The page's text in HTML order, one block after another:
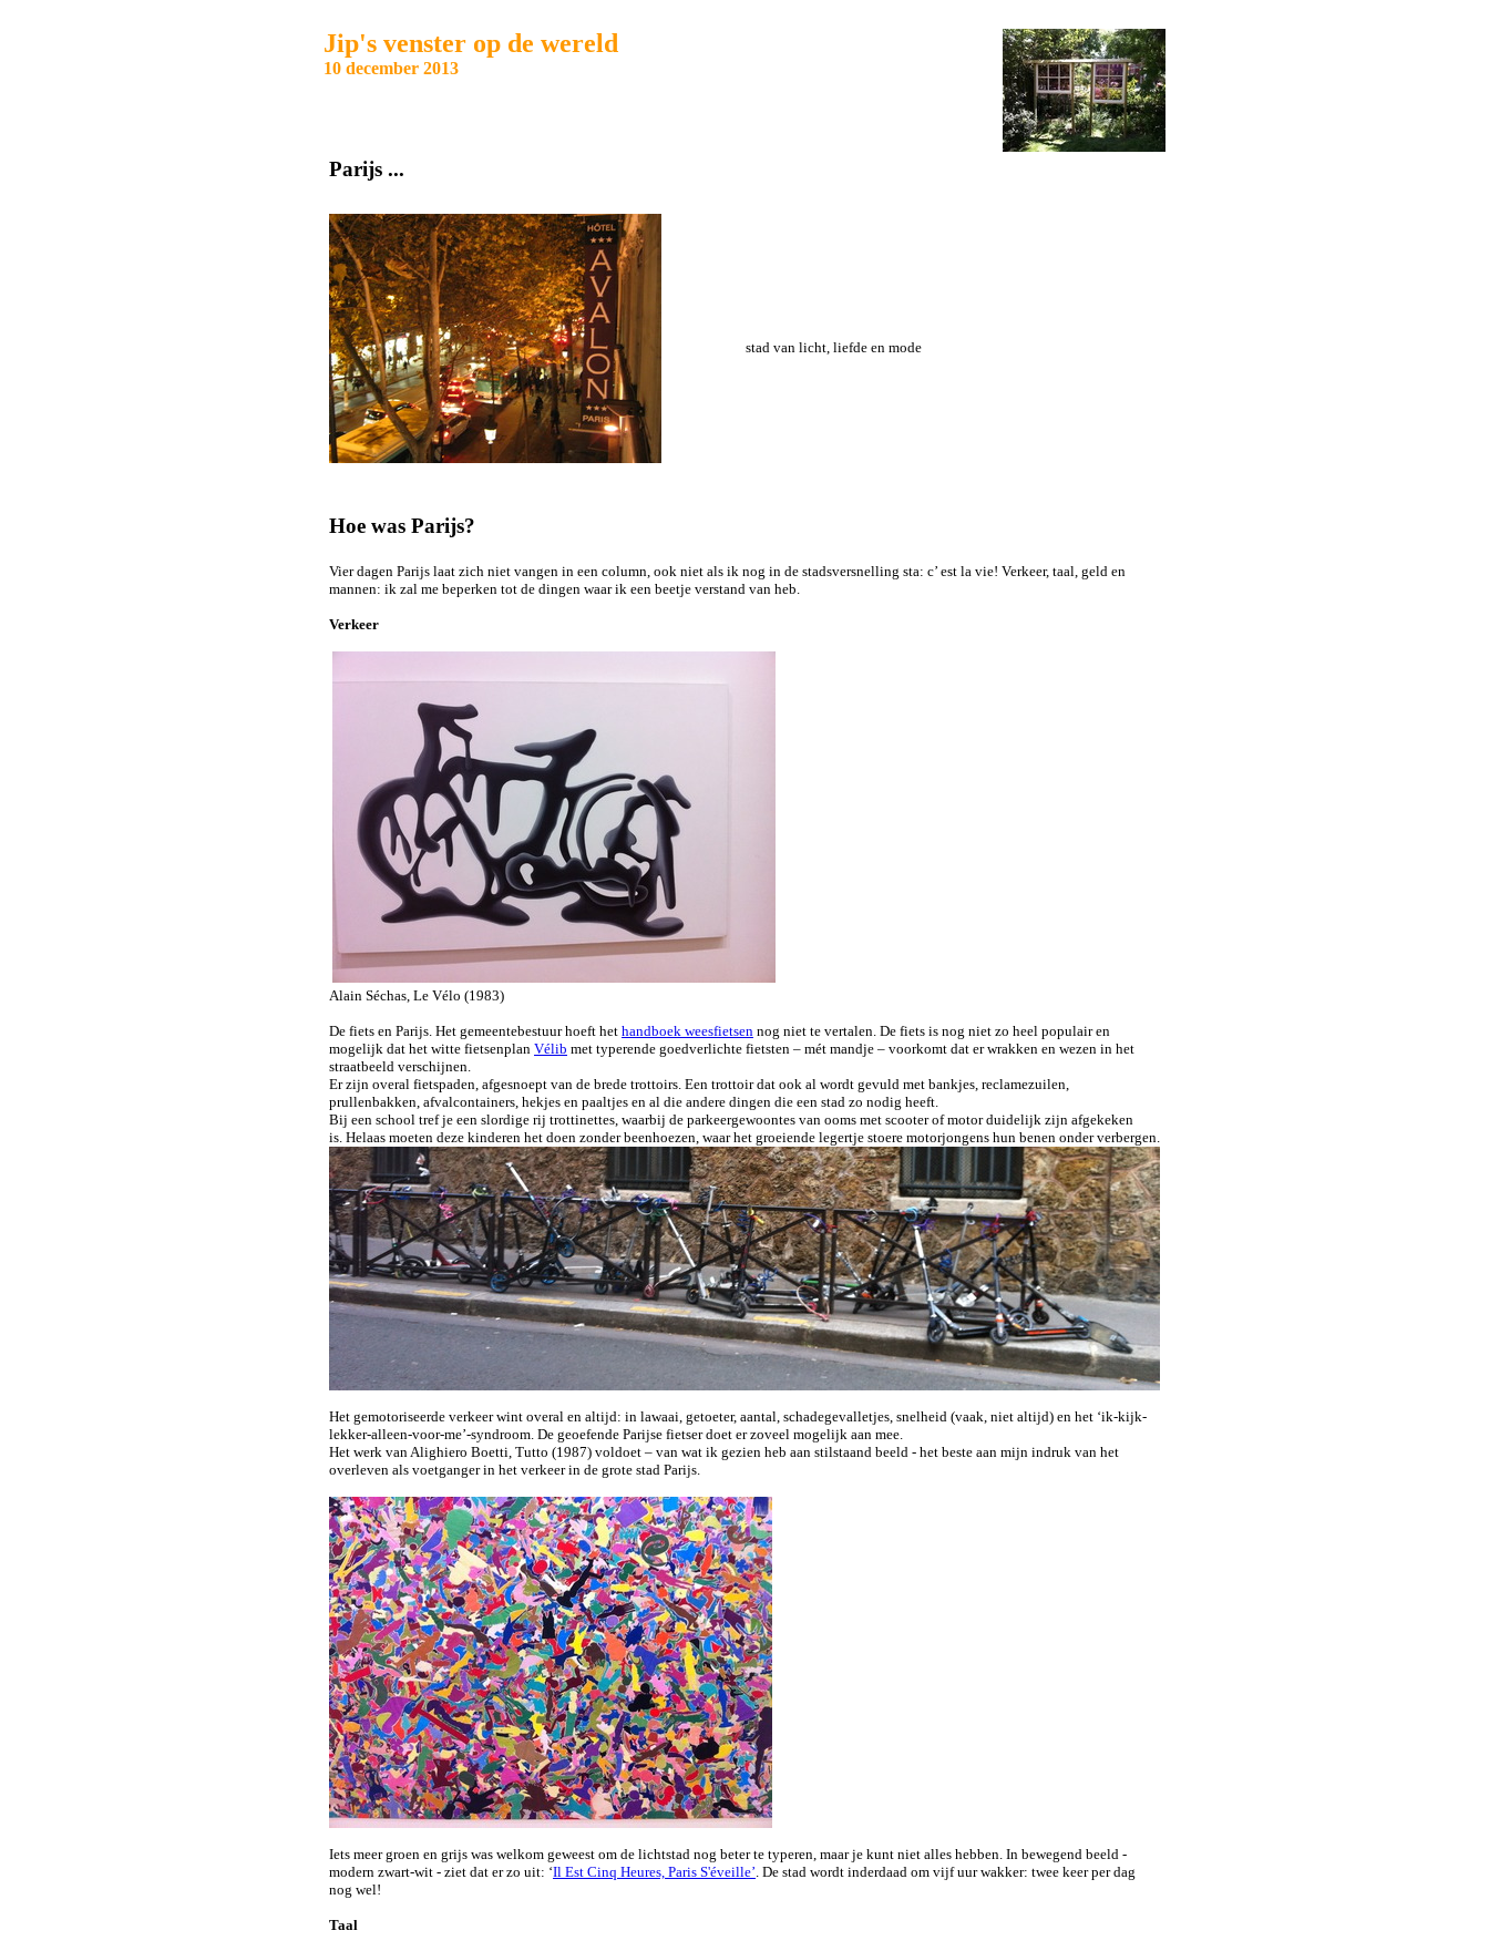
Jip's venster op de wereld
10 december 2013
Parijs ...
stad van licht, liefde en mode
Hoe was Parijs?
Vier dagen Parijs laat zich niet vangen in een column, ook niet als ik nog in de stadsversnelling sta: c’ est la vie! Verkeer, taal, geld en
mannen: ik zal me beperken tot de dingen waar ik een beetje verstand van heb.
Verkeer
Alain Séchas, Le Vélo (1983)
De fiets en Parijs. Het gemeentebestuur hoeft het handboek weesfietsen nog niet te vertalen. De fiets is nog niet zo heel populair en
mogelijk dat het witte fietsenplan Vélib met typerende goedverlichte fietsten – mét mandje – voorkomt dat er wrakken en wezen in het
straatbeeld verschijnen.
Er zijn overal fietspaden, afgesnoept van de brede trottoirs. Een trottoir dat ook al wordt gevuld met bankjes, reclamezuilen,
prullenbakken, afvalcontainers, hekjes en paaltjes en al die andere dingen die een stad zo nodig heeft.
Bij een school tref je een slordige rij trottinettes, waarbij de parkeergewoontes van ooms met scooter of motor duidelijk zijn afgekeken
is. Helaas moeten deze kinderen het doen zonder beenhoezen, waar het groeiende legertje stoere motorjongens hun benen onder verbergen.
Het gemotoriseerde verkeer wint overal en altijd: in lawaai, getoeter, aantal, schadegevalletjes, snelheid (vaak, niet altijd) en het ‘ik-kijk-
lekker-alleen-voor-me’-syndroom. De geoefende Parijse fietser doet er zoveel mogelijk aan mee.
Het werk van Alighiero Boetti, Tutto (1987) voldoet – van wat ik gezien heb aan stilstaand beeld - het beste aan mijn indruk van het
overleven als voetganger in het verkeer in de grote stad Parijs.
Iets meer groen en grijs was welkom geweest om de lichtstad nog beter te typeren, maar je kunt niet alles hebben. In bewegend beeld -
modern zwart-wit - ziet dat er zo uit: ‘Il Est Cinq Heures, Paris S'éveille’. De stad wordt inderdaad om vijf uur wakker: twee keer per dag
nog wel!
Taal